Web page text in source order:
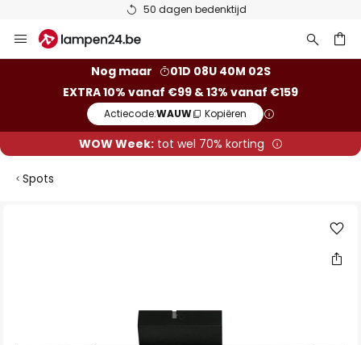
50 dagen bedenktijd
naar
Nog maar
01D 08U 40M 02S
EXTRA 10% vanaf €99 & 13% vanaf €159
Actiecode:WAUW Kopiëren
WOW Week:tot wel 70% korting
Spots